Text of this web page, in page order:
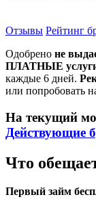
Отзывы Рейтинг
Одобрено не
ПЛАТНЫЕ
каждые 6 дней.
или попробовать
На текущий
Действующие
Что
Первый займ